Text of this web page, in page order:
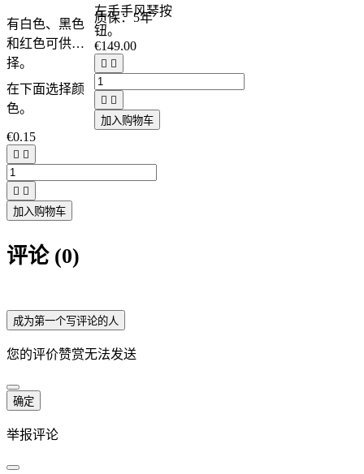
有白色、黑色
和红色可供选
择。
在下面选择颜
色。
€0.15
 
 
加入购物车
左手手风琴按
钮。
质保：5年
€149.00
 
 
加入购物车
评论 (0)
成为第一个写评论的人
您的评价赞赏无法发送
确定
举报评论